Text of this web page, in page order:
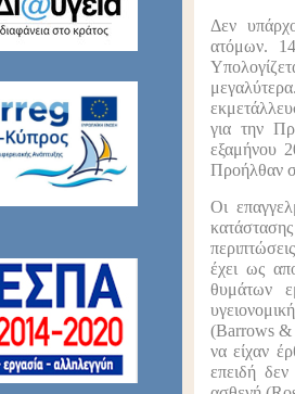
Δεν
ατόμων.
για την
εξαμήνου
Προήλθαν
Οι
έχει ως
θυμάτων
(Barrows &
να είχαν
επειδή